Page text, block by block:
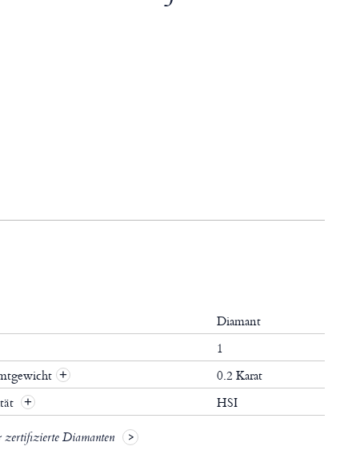
Diamant
1
+
0.2 Karat
+ HSI
zertifizierte Diamanten